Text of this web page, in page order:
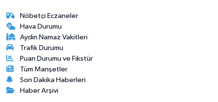
Nöbetçi Eczaneler
Hava Durumu
Aydin Namaz Vakitleri
Trafik Durumu
Puan Durumu ve Fikstür
Tüm Manşetler
Son Dakika Haberleri
Haber Arşivi